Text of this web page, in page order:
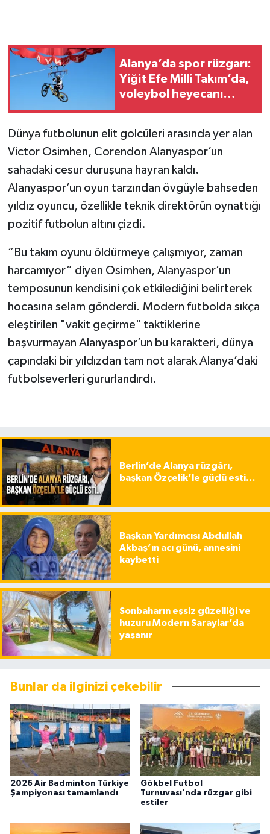
Alanya’da spor rüzgarı:
Yiğit Efe Milli Takım’da,
voleybol heyecanı
Dünya futbolunun elit golcüleri arasında yer alan
Victor Osimhen, Corendon Alanyaspor’un
sahadaki cesur duruşuna hayran kaldı.
Alanyaspor’un oyun tarzından övgüyle bahseden
yıldız oyuncu, özellikle teknik direktörün oynattığı
pozitif futbolun altını çizdi.
“Bu takım oyunu öldürmeye çalışmıyor, zaman
harcamıyor” diyen Osimhen, Alanyaspor’un
temposunun kendisini çok etkilediğini belirterek
hocasına selam gönderdi. Modern futbolda sıkça
eleştirilen "vakit geçirme" taktiklerine
başvurmayan Alanyaspor’un bu karakteri, dünya
çapındaki bir yıldızdan tam not alarak Alanya’daki
futbolseverleri gururlandırdı.
Berlin’de Alanya rüzgârı,
başkan Özçelik’le güçlü esti…
Başkan Yardımcısı Abdullah
Akbaş’ın acı günü, annesini
kaybetti
Sonbaharın eşsiz güzelliği ve
huzuru Modern Saraylar’da
yaşanır
Bunlar da ilginizi çekebilir
2026 Air Badminton Türkiye
Şampiyonası tamamlandı
Gökbel Futbol
Turnuvası'nda rüzgar gibi
estiler